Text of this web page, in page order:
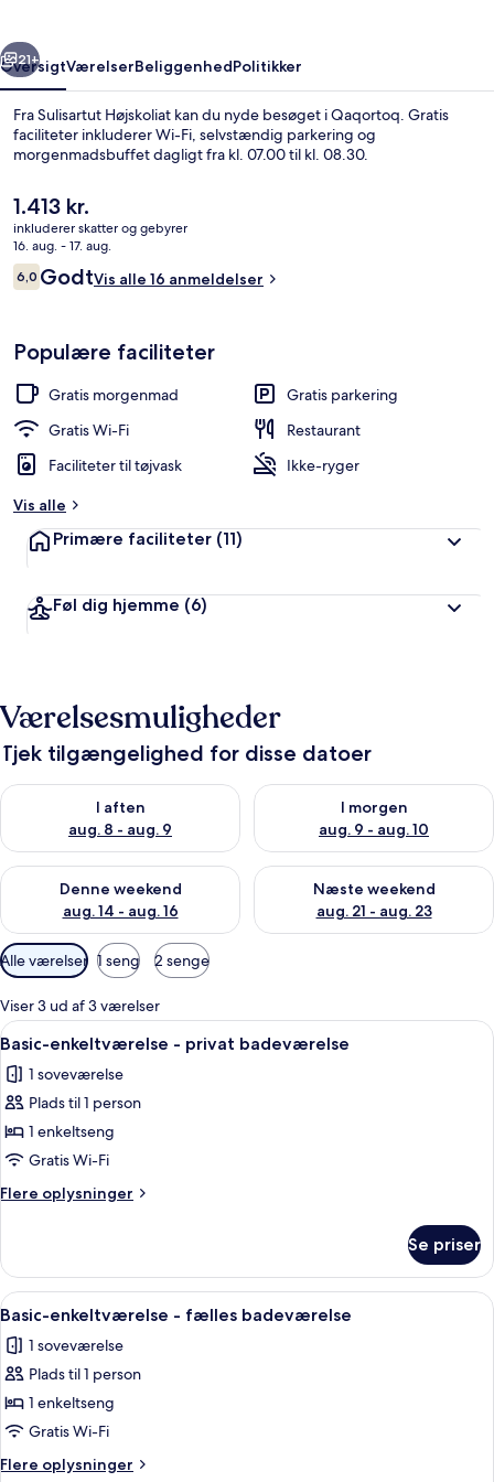
Næste
21+
OversigtVærelserBeliggenhedPolitikker
Fra Sulisartut Højskoliat kan du nyde besøget i Qaqortoq. Gratis
faciliteter inkluderer Wi-Fi, selvstændig parkering og
morgenmadsbuffet dagligt fra kl. 07.00 til kl. 08.30.
Den
nuværende
pris
er
1.413 kr.
1.413 kr.
inkluderer skatter og gebyrer
16. aug. - 17. aug.
Anmeldelser
6,06,0 ud af 10.
GodtVis alle 16 anmeldelser
Populære faciliteter
Gratis morgenmad
Gratis parkering
Gratis Wi-Fi
Restaurant
Faciliteter til tøjvask
Ikke-ryger
Vis alle
Primære faciliteter (11)
Føl dig hjemme (6)
Værelsesmuligheder
Tjek tilgængelighed for disse datoer
I aften
aug. 8 - aug. 9
Tjek tilgængelighed for i aften aug. 8 - aug. 9
I morgen
aug. 9 - aug. 10
Tjek tilgængelighed for i
Denne weekend
aug. 14 - aug. 16
Tjek tilgængelighed for denne weekend aug. 14 - aug. 16
Næste weekend
aug. 21 - aug. 23
Tjek tilgængelighed for næste
Tilgængelige
filtre
for
værelser
Alle værelser 1 seng 2 senge
Viser 3 ud af 3 værelser
Indlæs
alle
billeder
af
Basic-
enkeltværelse
-
privat
Et lille, funktionelt værelse med
10
Basic-enkeltværelse - privat badeværelse
1 soveværelse
Plads til 1 person
1 enkeltseng
Gratis Wi-Fi
Flere oplysninger
Flere
enkeltværelse
privat
Se priser
Indlæs
alle
billeder
af
Basic-
enkeltværelse
-
Et hotelværelse med skrivebord, stol,
2
Basic-enkeltværelse - fælles badeværelse
1 soveværelse
Plads til 1 person
1 enkeltseng
Gratis Wi-Fi
Flere oplysninger
Flere